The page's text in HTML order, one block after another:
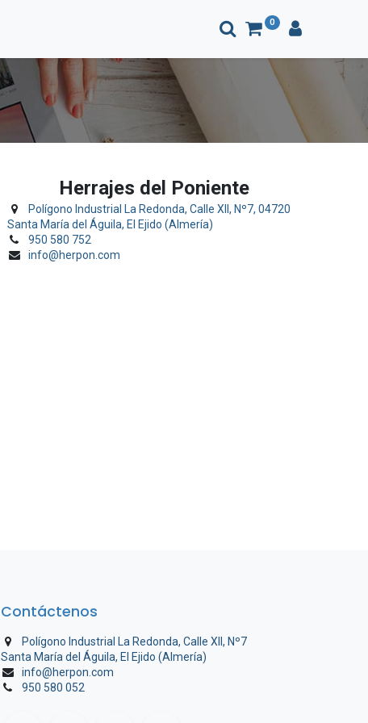
0
Herrajes del Poniente
Polígono Industrial La Redonda, Calle XII, Nº7, 04720
Santa María del Águila, El Ejido (Almería)
950 580 752
info@herpon.com
Contáctenos
Polígono Industrial La Redonda, Calle XII, Nº7
Santa María del Águila, El Ejido (Almería)
info@herpon.com
950 580 052